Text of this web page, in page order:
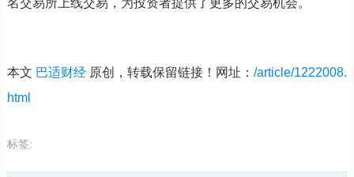
名交易所上线交易，为投资者提供了更多的交易机会。
本文 巴适财经原创，转载保留链接！网址： /article/1222008.
html
标签: